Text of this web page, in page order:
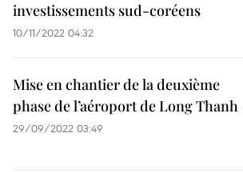
investissements sud-coréens
10/11/2022 04:32
Mise en chantier de la deuxième
phase de l’aéroport de Long Thanh
29/09/2022 03:49